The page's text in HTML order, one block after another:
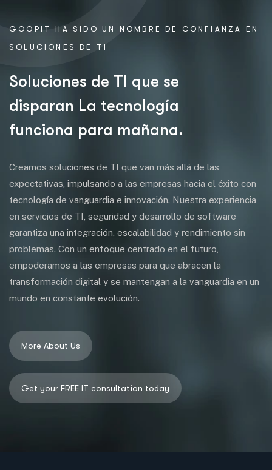
GOOPIT HA SIDO UN NOMBRE DE CONFIANZA EN
SOLUCIONES DE TI
So uciones d e T que se
d isparan La tecno ogía
funciona para mañana.
Creamos soluciones de TI que van más allá de las
expectativas, impulsando a las empresas hacia el éxito con
tecnología de vanguardia e innovación. Nuestra experiencia
en servicios de TI, seguridad y desarrollo de software
garantiza una integración, escalabilidad y rendimiento sin
problemas. Con un enfoque centrado en el futuro,
empoderamos a las empresas para que abracen la
transformación digital y se mantengan a la vanguardia en un
mundo en constante evolución.